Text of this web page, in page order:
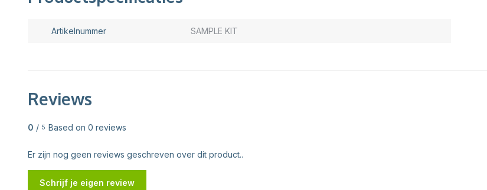
Artikelnummer SAMPLE KIT
Reviews
0 / 5 Based on 0 reviews
Er zijn nog geen reviews geschreven over dit product..
Schrijf je eigen review